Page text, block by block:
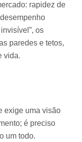
rapidez de
os
paredes e tetos,
vida.
exige uma visão
é preciso
um todo.